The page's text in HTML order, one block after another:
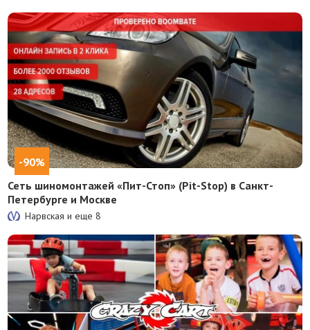
-90%
Сеть шиномонтажей «Пит-Стоп» (Pit-Stop) в Санкт-
Петербурге и Москве
Нарвская и еще8